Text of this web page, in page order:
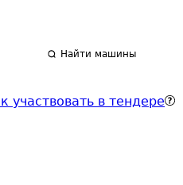
Найти машины
участвовать в тендере